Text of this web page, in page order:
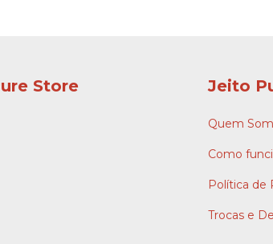
Store Jeito
Quem
Como
Política de
Trocas e